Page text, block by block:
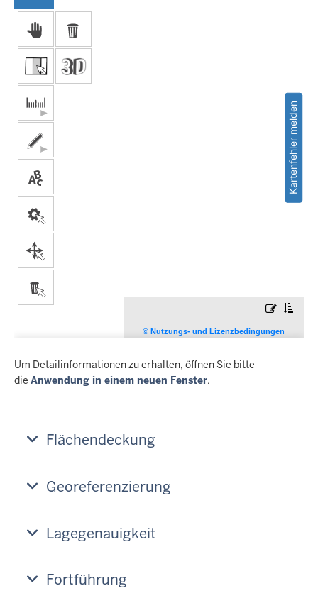
Um Detailinformationen zu erhalten, öffnen Sie bitte
die Anwendung in einem neuen Fenster.
Flächendeckung
Georeferenzierung
Lagegenauigkeit
Fortführung